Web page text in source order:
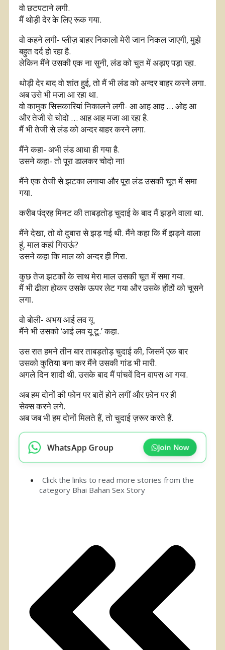
वो छटपटाने लगी.
मैं थोड़ी देर के लिए रूक गया.
वो कहने लगी- प्लीज़ बाहर निकालो मेरी जान निकल जाएगी, मुझे
बहुत दर्द हो रहा है.
लेकिन मैंने उसकी एक ना सुनी, लंड को चुत में अड़ाए पड़ा रहा.
थोड़ी देर बाद वो शांत हुई, तो मैं भी लंड को अन्दर बाहर करने लगा.
अब उसे भी मजा आ रहा था.
वो कामुक सिसकारियां निकालने लगी- आ आह आह … ओह आ
और तेजी से चोदो … आह आह मजा आ रहा है.
मैं भी तेजी से लंड को अन्दर बाहर करने लगा.
मैंने कहा- अभी लंड आधा ही गया है.
उसने कहा- तो पूरा डालकर चोदो ना!
मैंने एक तेजी से झटका लगाया और पूरा लंड उसकी चूत में समा
गया.
करीब पंद्रह मिनट की ताबड़तोड़ चुदाई के बाद मैं झड़ने वाला था.
मैंने देखा, तो वो दुबारा से झड़ गई थी. मैंने कहा कि मैं झड़ने वाला
हूं, माल कहां गिराऊं?
उसने कहा कि माल को अन्दर ही गिरा.
कुछ तेज झटकों के साथ मेरा माल उसकी चूत में समा गया.
मैं भी ढीला होकर उसके ऊपर लेट गया और उसके होंठों को चूसने
लगा.
वो बोली- अभय आई लव यू.
मैंने भी उसको ‘आई लव यू टू.’ कहा.
उस रात हमने तीन बार ताबड़तोड़ चुदाई की, जिसमें एक बार
उसको कुतिया बना कर मैंने उसकी गांड भी मारी.
अगले दिन शादी थी. उसके बाद मैं पांचवें दिन वापस आ गया.
अब हम दोनों की फोन पर बातें होने लगीं और फ़ोन पर ही
सेक्स करने लगे.
अब जब भी हम दोनों मिलते हैं, तो चुदाई ज़रूर करते हैं.
WhatsApp Group Join Now
Click the links to read more stories from the
category Bhai Bahan Sex Story